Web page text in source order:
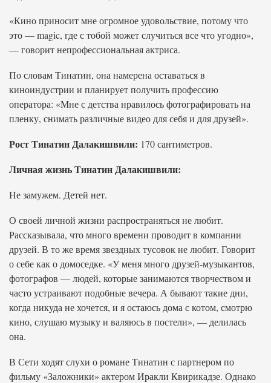
«Кино приносит мне огромное удовольствие, потому что
это — magic, где с тобой может случиться все что угодно»,
— говорит непрофессиональная актриса.
По словам Тинатин, она намерена оставаться в
киноиндустрии и планирует получить профессию
оператора: «Мне с детства нравилось фотографировать на
пленку, снимать различные видео для себя и для друзей».
Рост Тинатин Далакишвили: 170 сантиметров.
Личная жизнь Тинатин Далакишвили:
Не замужем. Детей нет.
О своей личной жизни распространяться не любит.
Рассказывала, что много времени проводит в компании
друзей. В то же время звездных тусовок не любит. Говорит
о себе как о домоседке. «У меня много друзей-музыкантов,
фотографов — людей, которые занимаются творчеством и
часто устраивают подобные вечера. А бывают такие дни,
когда никуда не хочется, и я остаюсь дома с котом, смотрю
кино, слушаю музыку и валяюсь в постели», — делилась
она.
В Сети ходят слухи о романе Тинатин с партнером по
фильму «Заложники» актером Иракли Квирикадзе. Однако